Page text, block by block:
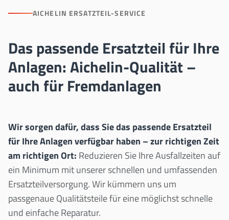
AICHELIN ERSATZTEIL-SERVICE
Das passende Ersatzteil für Ihre
Anlagen: Aichelin-Qualität –
auch für Fremdanlagen
Wir sorgen dafür, dass Sie das passende Ersatzteil
für Ihre Anlagen verfügbar haben – zur richtigen Zeit
am richtigen Ort: Reduzieren Sie Ihre Ausfallzeiten auf
ein Minimum mit unserer schnellen und umfassenden
Ersatzteilversorgung. Wir kümmern uns um
passgenaue Qualitätsteile für eine möglichst schnelle
und einfache Reparatur.